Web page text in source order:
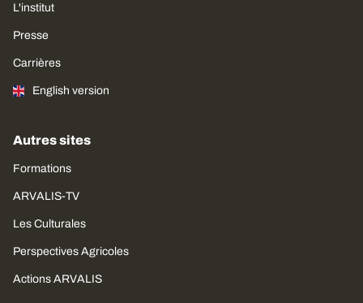
L'institut
Presse
Carrières
English version
Autres sites
Formations
ARVALIS-TV
Les Culturales
Perspectives Agricoles
Actions ARVALIS